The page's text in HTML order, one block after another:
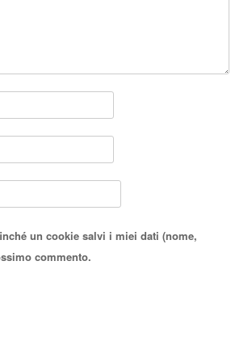
un cookie salvi i miei dati (nome,
commento.